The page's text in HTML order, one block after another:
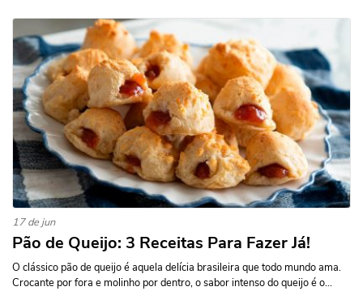
17 de jun
Pão de Queijo: 3 Receitas Para Fazer Já!
O clássico pão de queijo é aquela delícia brasileira que todo mundo ama.
Crocante por fora e molinho por dentro, o sabor intenso do queijo é o...